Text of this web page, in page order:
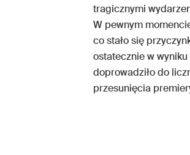
tragicznymi
W pewnym
co stało się
ostatecznie w
doprowadziło do
przesunięcia